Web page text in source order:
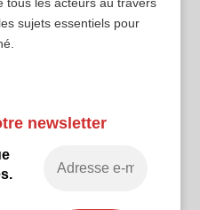
sujets essentiels pour
newsletter